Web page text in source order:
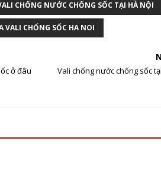
CHỐNG NƯỚC CHỐNG SỐC TẠI HÀ NỘI
VALI CHỐNG SỐC HA NOI
ở đâu
Vali chống nước chống sốc